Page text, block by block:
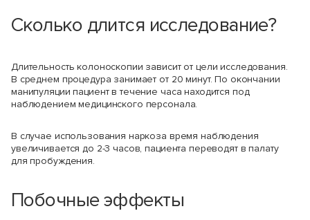
Сколько длится исследование?
Длительность колоноскопии зависит от цели исследования.
В среднем процедура занимает от 20 минут. По окончании
манипуляции пациент в течение часа находится под
наблюдением медицинского персонала.
В случае использования наркоза время наблюдения
увеличивается до 2-3 часов, пациента переводят в палату
для пробуждения.
Побочные эффекты